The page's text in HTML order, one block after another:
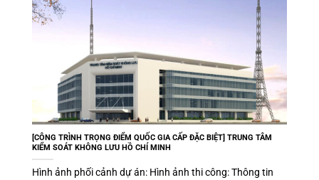
[CÔNG TRÌNH TRỌNG ĐIỂM QUỐC GIA CẤP ĐẶC BIỆT] TRUNG TÂM
KIỂM SOÁT KHÔNG LƯU HỒ CHÍ MINH
Hình ảnh phối cảnh dự án: Hình ảnh thi công: Thông tin